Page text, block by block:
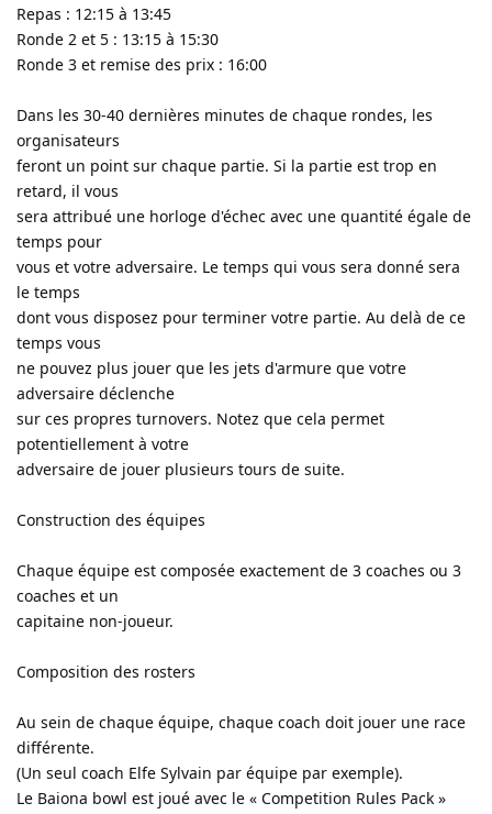
Repas : 12:15 à 13:45
Ronde 2 et 5 : 13:15 à 15:30
Ronde 3 et remise des prix : 16:00
Dans les 30-40 dernières minutes de chaque rondes, les
organisateurs
feront un point sur chaque partie. Si la partie est trop en
retard, il vous
sera attribué une horloge d'échec avec une quantité égale de
temps pour
vous et votre adversaire. Le temps qui vous sera donné sera
le temps
dont vous disposez pour terminer votre partie. Au delà de ce
temps vous
ne pouvez plus jouer que les jets d'armure que votre
adversaire déclenche
sur ces propres turnovers. Notez que cela permet
potentiellement à votre
adversaire de jouer plusieurs tours de suite.
Construction des équipes
Chaque équipe est composée exactement de 3 coaches ou 3
coaches et un
capitaine non-joueur.
Composition des rosters
Au sein de chaque équipe, chaque coach doit jouer une race
différente.
(Un seul coach Elfe Sylvain par équipe par exemple).
Le Baiona bowl est joué avec le « Competition Rules Pack »